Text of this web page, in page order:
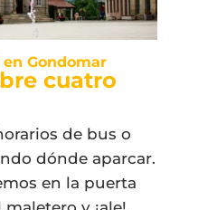
Gondomar
cuatro
de bus o
dónde aparcar.
en la puerta